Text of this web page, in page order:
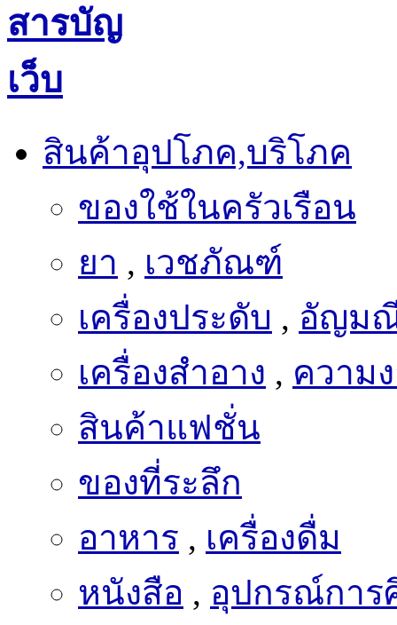
สินค้าอุปโภค,บริโภค
ของใช้ในครัวเรือน
ยา , เวชภัณฑ์
เครื่องประดับ , อัญม
เครื่องสำอาง , ความ
สินค้าแฟชั่น
ของที่ระลึก
อาหาร , เครื่องดื่ม
หนังสือ , อุปกรณ์การ